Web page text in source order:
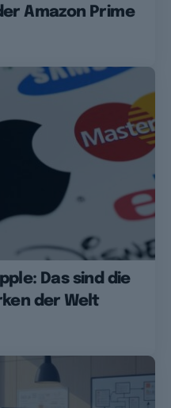
Amazon Prime
Das sind die
der Welt